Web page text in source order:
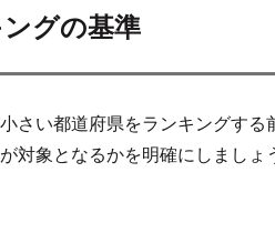
グの基準
さい都道府県をランキングする
対象となるかを明確にしましょ